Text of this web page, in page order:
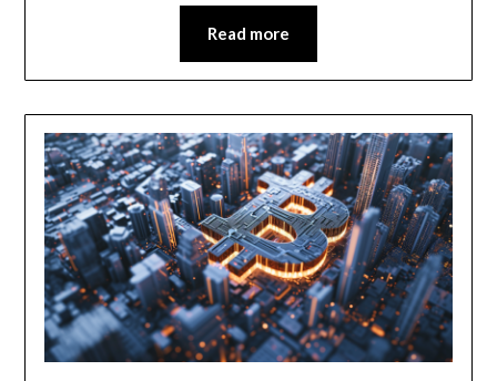
Read more